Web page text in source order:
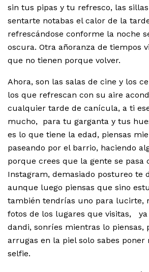
sin tus pipas y tu refresco, las
sentarte notabas el calor de la
refrescándose conforme la noche
oscura. Otra añoranza de tiempos
que no tienen porque volver.
Ahora, son las salas de cine y los
los que refrescan con su aire
cualquier tarde de canícula, a ti
mucho, para tu garganta y tus
es lo que tiene la edad, piensas
paseando por el barrio, haciendo
porque crees que la gente se pasa
Instagram, demasiado postureo te
aunque luego piensas que sino
también tendrías uno para lucirte,
fotos de los lugares que visitas,
dandi, sonríes mientras lo piensas,
arrugas en la piel solo sabes poner
selfie.